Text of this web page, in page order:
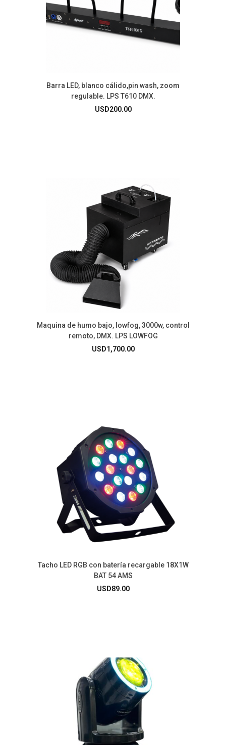
Barra LED, blanco cálido,pin wash, zoom
regulable. LPS T610 DMX.
USD200.00
Maquina de humo bajo, lowfog, 3000w, control
remoto, DMX. LPS LOWFOG
USD1,700.00
Tacho LED RGB con batería recargable 18X1W
BAT 54 AMS
USD89.00